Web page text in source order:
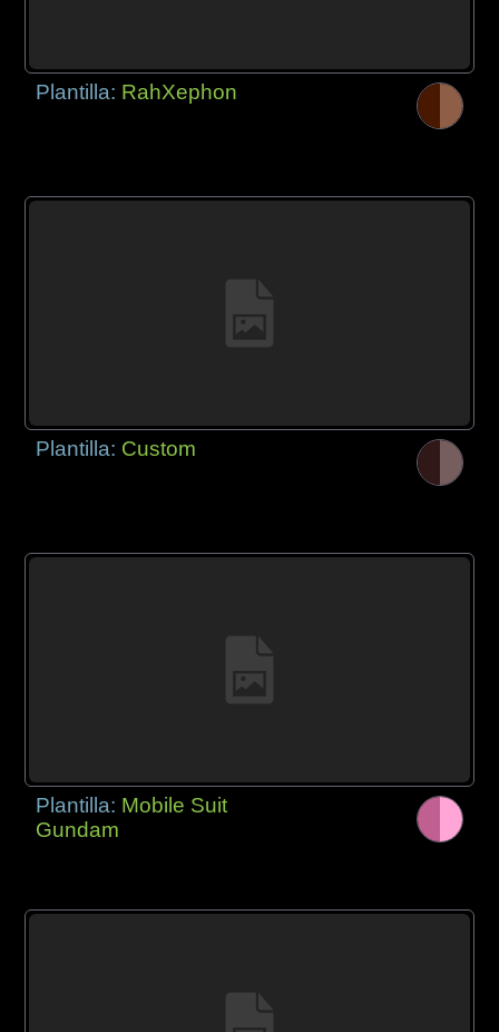
Plantilla: RahXephon
Plantilla: Custom
Plantilla: Mobile Suit
Gundam